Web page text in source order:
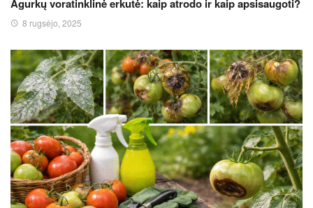
Agurkų voratinklinė erkutė: kaip atrodo ir kaip apsisaugoti?
8 rugsėjo, 2025